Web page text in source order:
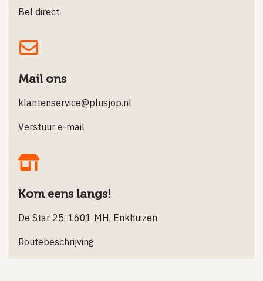
Bel direct
Mail ons
klantenservice@plusjop.nl
Verstuur e-mail
Kom eens langs!
De Star 25, 1601 MH, Enkhuizen
Routebeschrijving